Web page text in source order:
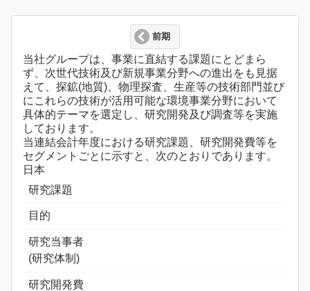
前期
当社グループは、事業に直結する課題にとどまら
ず、次世代技術及び新規事業分野への進出をも見据
えて、探鉱(地質)、物理探査、生産等の技術部門並び
にこれらの技術が活用可能な環境事業分野において
具体的テーマを選定し、研究開発及び調査等を実施
しております。
当連結会計年度における研究課題、研究開発費等を
セグメントごとに示すと、次のとおりであります。
日本
研究課題
目的
研究当事者
(研究体制)
研究開発費